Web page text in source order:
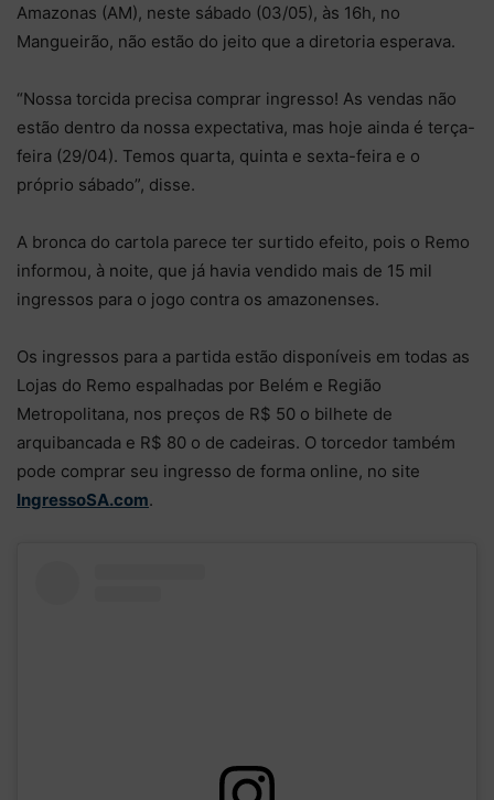
Amazonas (AM), neste sábado (03/05), às 16h, no
Mangueirão, não estão do jeito que a diretoria esperava.
“Nossa torcida precisa comprar ingresso! As vendas não
estão dentro da nossa expectativa, mas hoje ainda é terça-
feira (29/04). Temos quarta, quinta e sexta-feira e o
próprio sábado”, disse.
A bronca do cartola parece ter surtido efeito, pois o Remo
informou, à noite, que já havia vendido mais de 15 mil
ingressos para o jogo contra os amazonenses.
Os ingressos para a partida estão disponíveis em todas as
Lojas do Remo espalhadas por Belém e Região
Metropolitana, nos preços de R$ 50 o bilhete de
arquibancada e R$ 80 o de cadeiras. O torcedor também
pode comprar seu ingresso de forma online, no site
IngressoSA.com.